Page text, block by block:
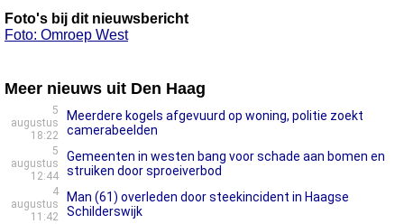
Foto's bij dit nieuwsbericht
Foto: Omroep West
Meer nieuws uit Den Haag
5
augustus
18:22
Meerdere kogels afgevuurd op woning, politie zoekt
camerabeelden
5
augustus
12:44
Gemeenten in westen bang voor schade aan bomen en
struiken door sproeiverbod
4
augustus
11:42
Man (61) overleden door steekincident in Haagse
Schilderswijk